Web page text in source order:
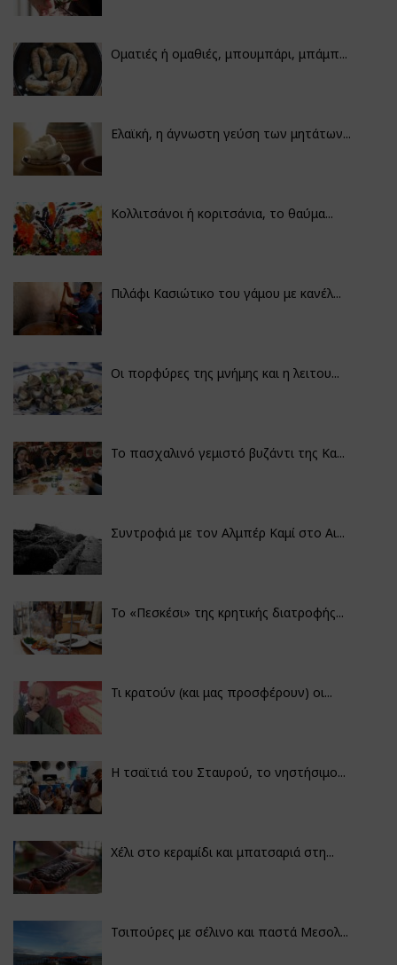
Οματιές ή ομαθιές, μπουμπάρι, μπάμπ...
Ελαϊκή, η άγνωστη γεύση των μητάτων...
Κολλιτσάνοι ή κοριτσάνια, το θαύμα...
Πιλάφι Κασιώτικο του γάμου με κανέλ...
Οι πορφύρες της μνήμης και η λειτου...
Το πασχαλινό γεμιστό βυζάντι της Κα...
Συντροφιά με τον Αλμπέρ Καμί στο Αι...
Το «Πεσκέσι» της κρητικής διατροφής...
Τι κρατούν (και μας προσφέρουν) οι...
Η τσαϊτιά του Σταυρού, το νηστήσιμο...
Χέλι στο κεραμίδι και μπατσαριά στη...
Τσιπούρες με σέλινο και παστά Μεσολ...